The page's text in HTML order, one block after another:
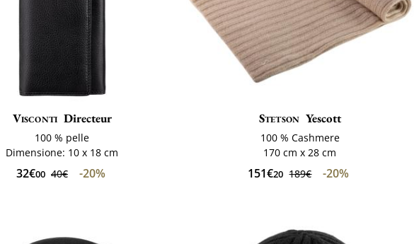
Visconti Directeur
100 % pelle
Dimensione: 10 x 18 cm
32€00 40€ -20%
Stetson Yescott
100 % Cashmere
170 cm x 28 cm
151€20 189€ -20%